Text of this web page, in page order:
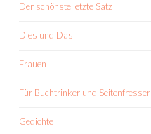
Der schönste letzte Satz
Dies und Das
Frauen
Für Buchtrinker und Seitenfresser
Gedichte